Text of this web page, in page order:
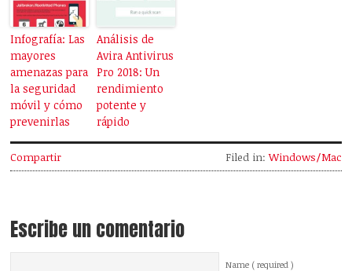
Infografía: Las
mayores
amenazas para
la seguridad
móvil y cómo
prevenirlas
Análisis de
Avira Antivirus
Pro 2018: Un
rendimiento
potente y
rápido
Compartir Filed in:Windows/Mac
Escribe un comentario
Name ( required )